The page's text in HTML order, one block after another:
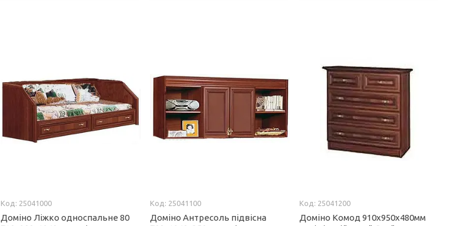
25041000
Доміно Ліжко односпальне 80
25041100
Доміно Антресоль підвісна
25041200
Доміно Комод 910х950х480мм